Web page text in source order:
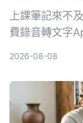
上課筆記來不
費錄音轉文字
2026-08-08